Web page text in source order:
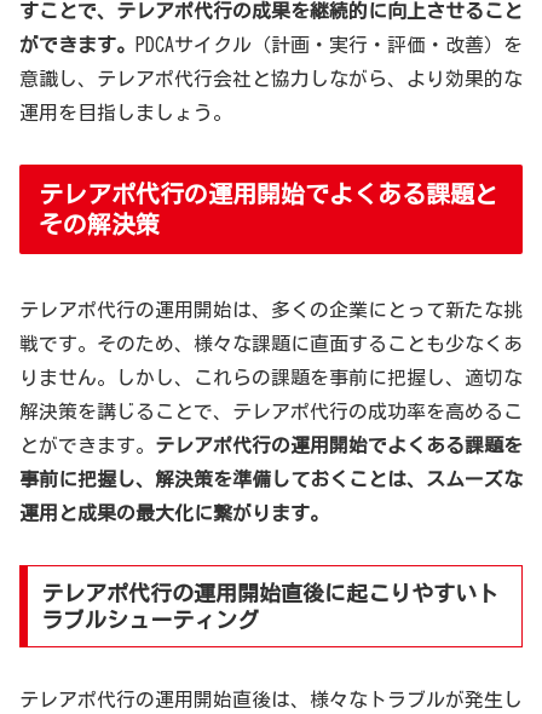
すことで、テレアポ代行の成果を継続的に向上させること
ができます。
PDCAサイクル（計画・実行・評価・改善）を
意識し、テレアポ代行会社と協力しながら、より効果的な
運用を目指しましょう。
テレアポ代行の運用開始でよくある課題と
その解決策
テレアポ代行の運用開始は、多くの企業にとって新たな挑
戦です。そのため、様々な課題に直面することも少なくあ
りません。しかし、これらの課題を事前に把握し、適切な
解決策を講じることで、テレアポ代行の成功率を高めるこ
とができます。 テレアポ代行の運用開始でよくある課題を
事前に把握し、解決策を準備しておくことは、スムーズな
運用と成果の最大化に繋がります。
テレアポ代行の運用開始直後に起こりやすいト
ラブルシューティング
テレアポ代行の運用開始直後は、様々なトラブルが発生し